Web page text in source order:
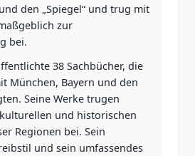
den „Spiegel“ und trug mit
zur
bei.
38 Sachbücher, die
München, Bayern und den
Seine Werke trugen
und historischen
Regionen bei. Sein
und sein umfassendes